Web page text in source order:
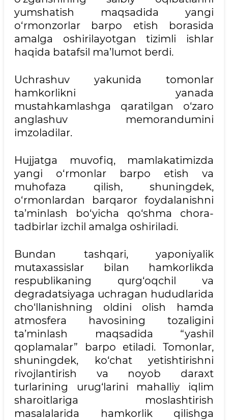
yumshatish maqsadida yangi
o‘rmonzorlar barpo etish borasida
amalga oshirilayotgan tizimli ishlar
haqida batafsil ma’lumot berdi.
Uchrashuv yakunida tomonlar
hamkorlikni yanada
mustahkamlashga qaratilgan o‘zaro
anglashuv memorandumini
imzoladilar.
Hujjatga muvofiq, mamlakatimizda
yangi o‘rmonlar barpo etish va
muhofaza qilish, shuningdek,
o‘rmonlardan barqaror foydalanishni
ta’minlash bo‘yicha qo‘shma chora-
tadbirlar izchil amalga oshiriladi.
Bundan tashqari, yaponiyalik
mutaxassislar bilan hamkorlikda
respublikaning qurg‘oqchil va
degradatsiyaga uchragan hududlarida
cho‘llanishning oldini olish hamda
atmosfera havosining tozaligini
ta’minlash maqsadida “yashil
qoplamalar” barpo etiladi. Tomonlar,
shuningdek, ko‘chat yetishtirishni
rivojlantirish va noyob daraxt
turlarining urug‘larini mahalliy iqlim
sharoitlariga moslashtirish
masalalarida hamkorlik qilishga